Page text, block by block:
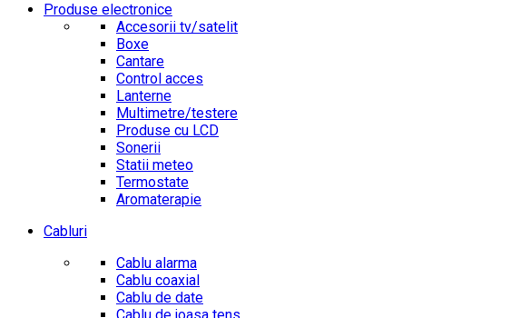
Produse electronice
Accesorii tv/satelit
Boxe
Cantare
Control acces
Lanterne
Multimetre/testere
Produse cu LCD
Sonerii
Statii meteo
Termostate
Aromaterapie
Cabluri
Cablu alarma
Cablu coaxial
Cablu de date